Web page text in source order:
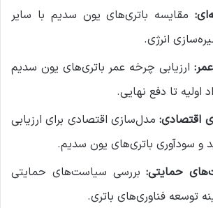
مقایسه باتری‌های یون سدیم با سایر
انرژی.
ارزیابی چرخه عمر باتری‌های یون سدیم
اولیه تا دفع نهایی.
اقتصادی:مدل‌سازی اقتصادی برای ارزیابی
و سودآوری باتری‌های یون سدیم.
حمایتی:بررسی سیاست‌های حمایتی
توسعه فناوری‌های باتری.